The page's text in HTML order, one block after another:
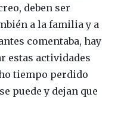
deben ser
a la familia y a
comentaba, hay
estas actividades
tiempo perdido
puede y dejan que